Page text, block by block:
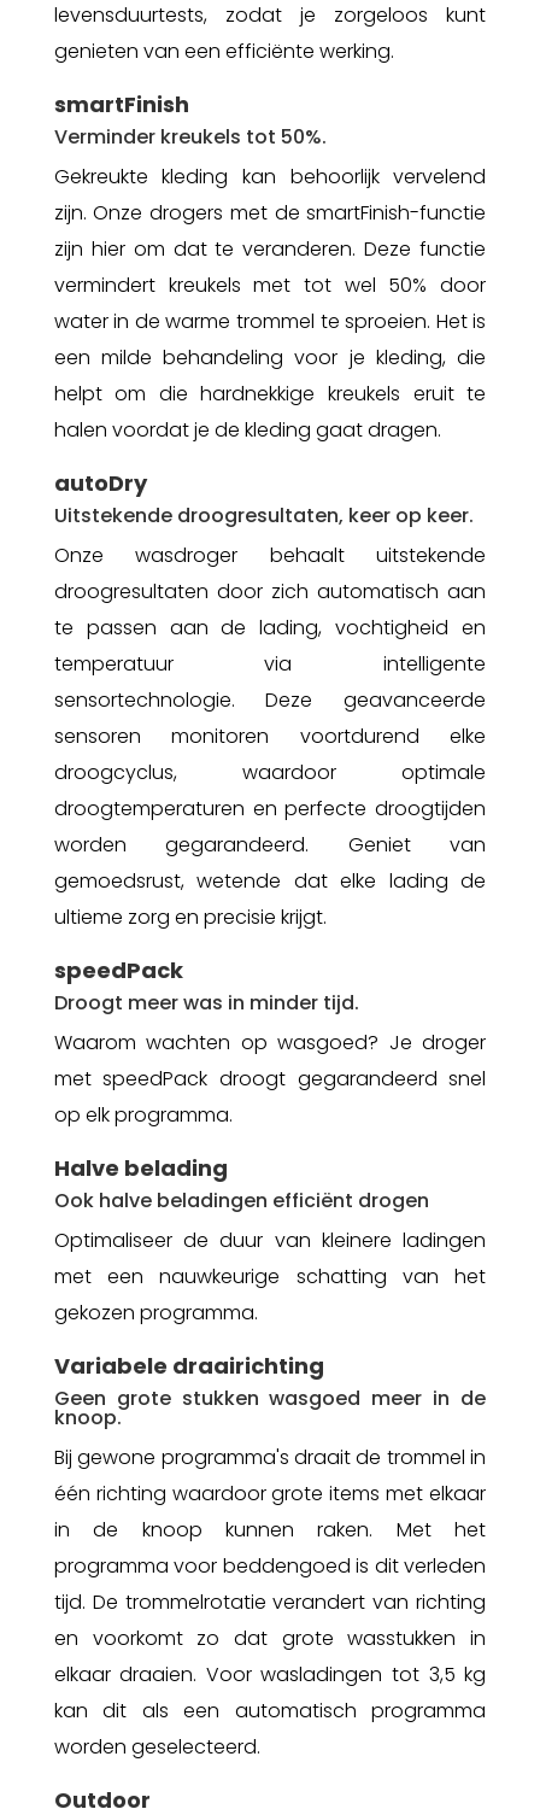
levensduurtests, zodat je zorgeloos kunt
genieten van een efficiënte werking.
smartFinish
Verminder kreukels tot 50%.
Gekreukte kleding kan behoorlijk vervelend
zijn. Onze drogers met de smartFinish-functie
zijn hier om dat te veranderen. Deze functie
vermindert kreukels met tot wel 50% door
water in de warme trommel te sproeien. Het is
een milde behandeling voor je kleding, die
helpt om die hardnekkige kreukels eruit te
halen voordat je de kleding gaat dragen.
autoDry
Uitstekende droogresultaten, keer op keer.
Onze wasdroger behaalt uitstekende
droogresultaten door zich automatisch aan
te passen aan de lading, vochtigheid en
temperatuur via intelligente
sensortechnologie. Deze geavanceerde
sensoren monitoren voortdurend elke
droogcyclus, waardoor optimale
droogtemperaturen en perfecte droogtijden
worden gegarandeerd. Geniet van
gemoedsrust, wetende dat elke lading de
ultieme zorg en precisie krijgt.
speedPack
Droogt meer was in minder tijd.
Waarom wachten op wasgoed? Je droger
met speedPack droogt gegarandeerd snel
op elk programma.
Halve belading
Ook halve beladingen efficiënt drogen
Optimaliseer de duur van kleinere ladingen
met een nauwkeurige schatting van het
gekozen programma.
Variabele draairichting
Geen grote stukken wasgoed meer in de
knoop.
Bij gewone programma's draait de trommel in
één richting waardoor grote items met elkaar
in de knoop kunnen raken. Met het
programma voor beddengoed is dit verleden
tijd. De trommelrotatie verandert van richting
en voorkomt zo dat grote wasstukken in
elkaar draaien. Voor wasladingen tot 3,5 kg
kan dit als een automatisch programma
worden geselecteerd.
Outdoor